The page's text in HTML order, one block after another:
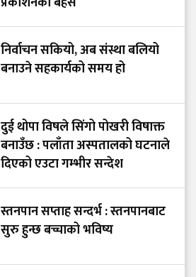
निर्वाचन सकियो, अब संस्था बलियो
बनाउने सहकार्यको समय हो
दुई थोपा विषले सिंगो पोखरी विषाक्त
बनाउँछ : पलाँता अस्पतालको घटनाले
दिएको एउटा गम्भीर सन्देश
स्तनपान सप्ताह सन्दर्भ : स्तनपानबाट
सुरु हुन्छ बच्चाको भविष्य